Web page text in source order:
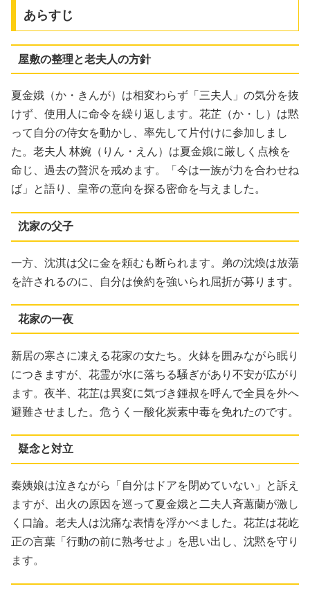
あらすじ
屋敷の整理と老夫人の方針
夏金娥（か・きんが）は相変わらず「三夫人」の気分を抜
けず、使用人に命令を繰り返します。花芷（か・し）は黙
って自分の侍女を動かし、率先して片付けに参加しまし
た。老夫人 林婉（りん・えん）は夏金娥に厳しく点検を
命じ、過去の贅沢を戒めます。「今は一族が力を合わせね
ば」と語り、皇帝の意向を探る密命を与えました。
沈家の父子
一方、沈淇は父に金を頼むも断られます。弟の沈煥は放蕩
を許されるのに、自分は倹約を強いられ屈折が募ります。
花家の一夜
新居の寒さに凍える花家の女たち。火鉢を囲みながら眠り
につきますが、花霊が水に落ちる騒ぎがあり不安が広がり
ます。夜半、花芷は異変に気づき鍾叔を呼んで全員を外へ
避難させました。危うく一酸化炭素中毒を免れたのです。
疑念と対立
秦姨娘は泣きながら「自分はドアを閉めていない」と訴え
ますが、出火の原因を巡って夏金娥と二夫人斉蕙蘭が激し
く口論。老夫人は沈痛な表情を浮かべました。花芷は花屹
正の言葉「行動の前に熟考せよ」を思い出し、沈黙を守り
ます。